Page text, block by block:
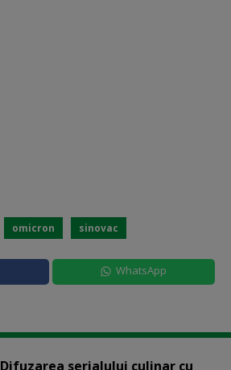
omicron sinovac
WhatsApp
Difuzarea serialului culinar cu